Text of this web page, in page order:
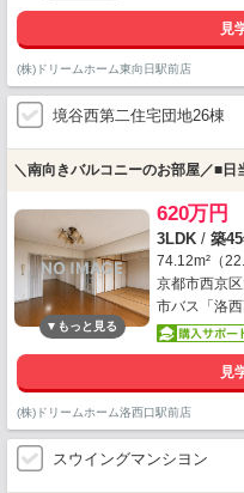
見
(株)ドリームホーム東向日駅前店
境谷西第二住宅団地26棟
＼南向きバルコニーのお部屋／■日
620万円
3LDK / 築
74.12m²（
京都市西京
市バス「洛
見
(株)ドリームホーム洛西口駅前店
スウイングマンシヨン